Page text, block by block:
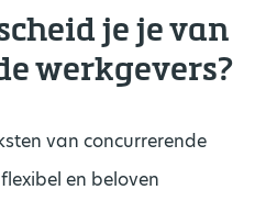
je je van
werkgevers?
van concurrerende
en beloven